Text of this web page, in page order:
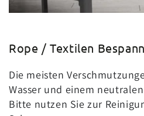
Rope / Textilen
Die meisten
Wasser und einem
Bitte nutzen Sie zur